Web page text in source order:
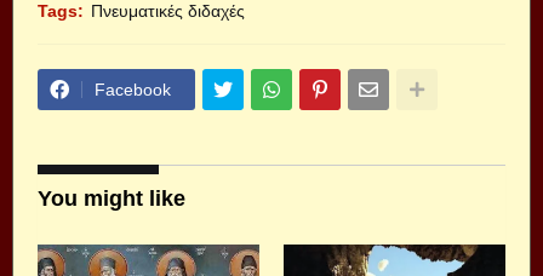
Tags: Πνευματικές διδαχές
Facebook
You might like